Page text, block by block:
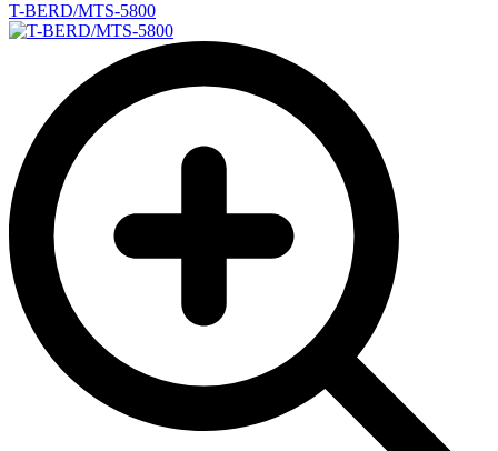
T-BERD/MTS-5800